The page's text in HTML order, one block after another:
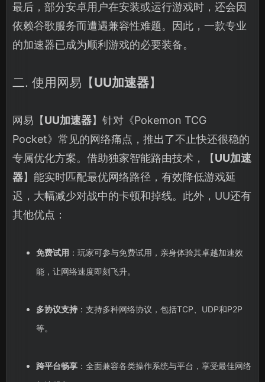
最后，部分安卓用户在安装或运行游戏时，还会因
依赖谷歌服务而遭遇兼容性难题。因此，一款专业
的加速器已成为顺利游戏的必要装备。
二. 使用网易【UU加速器】
网易【UU加速器】针对《Pokemon TCG
Pocket》常见的网络痛点，推出了不止快还很稳的
专属优化方案。借助独家智能路由技术，【UU加速
器】能实时匹配最优网络路径，有效降低游戏延
迟，大幅减少对战中的卡顿和掉线。此外，UU还有
其他优点：
免费试用 ：玩家可参与免费试用，亲身体验其卓越加速效
能，让网络速度即刻飞升。
多协议支持：支持多种网络协议，包括TCP、UDP和P2P
等。
跨平台畅享：全面兼容各类操作系统与平台，享受最佳网络